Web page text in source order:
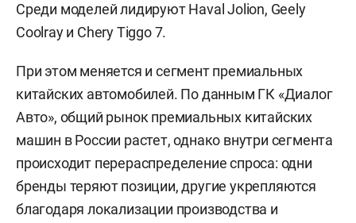
Среди моделей лидируют Haval Jolion, Geely
Coolray и Chery Tiggo 7.
При этом меняется и сегмент премиальных
китайских автомобилей. По данным ГК «Диалог
Авто», общий рынок премиальных китайских
машин в России растет, однако внутри сегмента
происходит перераспределение спроса: одни
бренды теряют позиции, другие укрепляются
благодаря локализации производства и